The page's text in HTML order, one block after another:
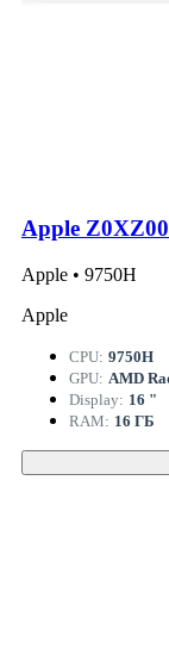
Apple
Apple • 9750H
Apple
CPU: 9750H
GPU: AMD
Display: 16 "
RAM: 16 ГБ